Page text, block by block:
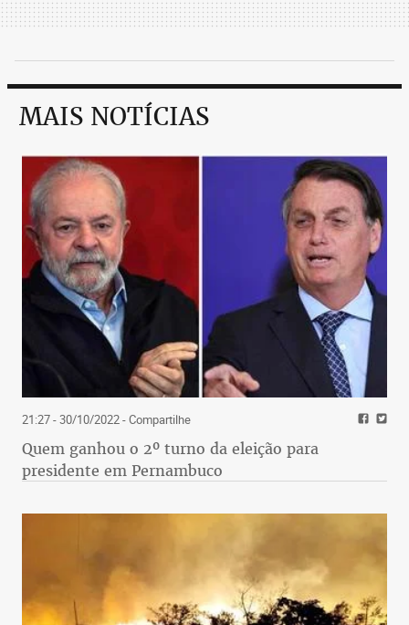
MAIS NOTÍCIAS
21:27 - 30/10/2022- Compartilhe
Quem ganhou o 2º turno da eleição para
presidente em Pernambuco